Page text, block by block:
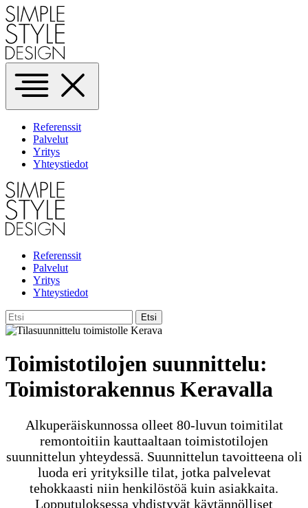
Siirry
pääsisältöön
Referenssit
Palvelut
Yritys
Yhteystiedot
Referenssit
Palvelut
Yritys
Yhteystiedot
Etsi:
Etsi
Toimistotilojen suunnittelu:
Toimistorakennus Keravalla
Alkuperäiskunnossa olleet 80-luvun toimitilat
remontoitiin kauttaaltaan toimistotilojen
suunnittelun yhteydessä. Suunnittelun tavoitteena oli
luoda eri yrityksille tilat, jotka palvelevat
tehokkaasti niin henkilöstöä kuin asiakkaita.
Lopputuloksessa yhdistyvät käytännölliset